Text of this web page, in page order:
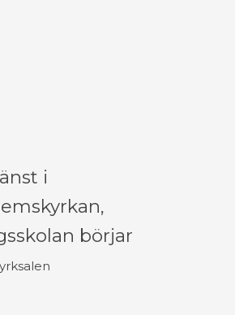
i
börjar